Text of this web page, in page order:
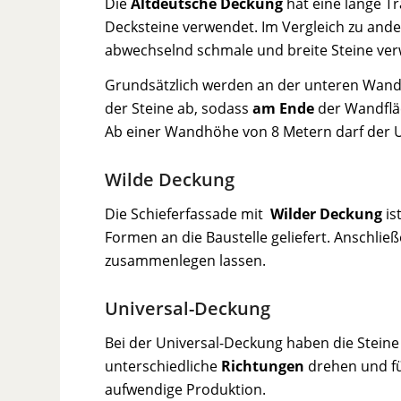
Decksteine verwendet. Im Vergleich zu
abwechselnd schmale und breite Steine
Grundsätzlich werden an der unteren
der Steine ab, sodassam Ende der
Ab einer Wandhöhe von 8 Metern darf
Wilde Deckung
Die Schieferfassade mitWilder Deckung
Formen an die Baustelle geliefert.
zusammenlegen lassen.
Universal-Deckung
Bei der Universal-Deckung haben die
unterschiedliche Richtungen drehen und
aufwendige Produktion.